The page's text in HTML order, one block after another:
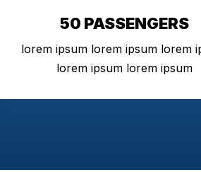
50 PASSENGERS
lorem ipsum lorem ipsum lorem
lorem ipsum lorem ipsum